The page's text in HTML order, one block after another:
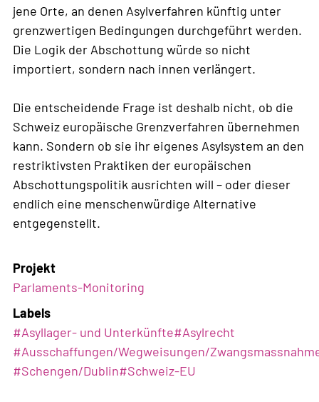
jene Orte, an denen Asylverfahren künftig unter
grenzwertigen Bedingungen durchgeführt werden.
Die Logik der Abschottung würde so nicht
importiert, sondern nach innen verlängert.
Die entscheidende Frage ist deshalb nicht, ob die
Schweiz europäische Grenzverfahren übernehmen
kann. Sondern ob sie ihr eigenes Asylsystem an den
restriktivsten Praktiken der europäischen
Abschottungspolitik ausrichten will – oder dieser
endlich eine menschenwürdige Alternative
entgegenstellt.
Projekt
Parlaments-Monitoring
Labels
#Asyllager- und Unterkünfte#Asylrecht
#Ausschaffungen/Wegweisungen/
#Schengen/Dublin#Schweiz-EU